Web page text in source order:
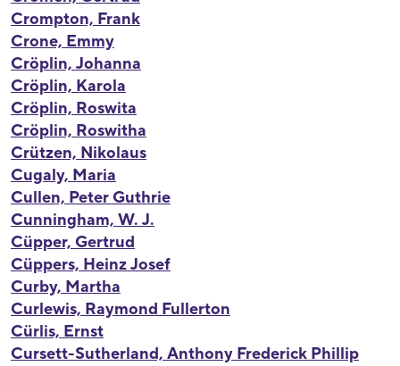
Crompton, Frank
Crone, Emmy
Cröplin, Johanna
Cröplin, Karola
Cröplin, Roswita
Cröplin, Roswitha
Crützen, Nikolaus
Cugaly, Maria
Cullen, Peter Guthrie
Cunningham, W. J.
Cüpper, Gertrud
Cüppers, Heinz Josef
Curby, Martha
Curlewis, Raymond Fullerton
Cürlis, Ernst
Cursett-Sutherland, Anthony Frederick Phillip